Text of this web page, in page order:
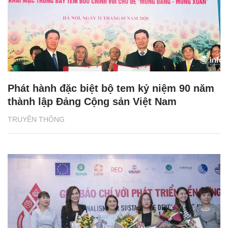
TRUYỀN THÔNG
Phát hành đặc biệt bộ tem kỷ niệm 90 năm
thành lập Đảng Cộng sản Việt Nam